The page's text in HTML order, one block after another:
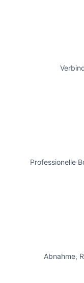
Professionelle
Abnahme,